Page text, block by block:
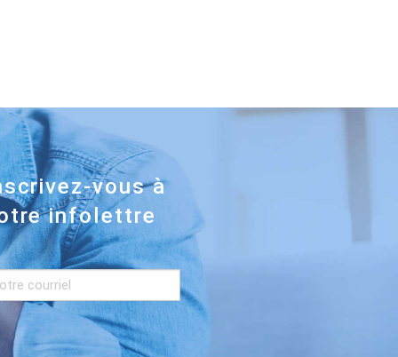
vous à
infolettre